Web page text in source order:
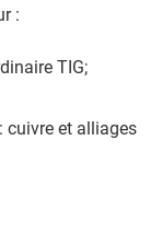
:
TIG;
cuivre et alliages